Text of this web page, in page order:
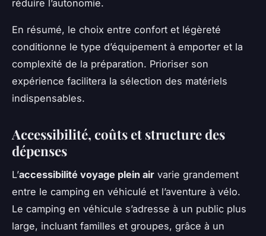
réduire l’autonomie.
En résumé, le choix entre confort et légèreté
conditionne le type d’équipement à emporter et la
complexité de la préparation. Prioriser son
expérience facilitera la sélection des matériels
indispensables.
Accessibilité, coûts et structure des
dépenses
L’accessibilité voyage plein air varie grandement
entre le camping en véhiculé et l’aventure à vélo.
Le camping en véhicule s’adresse à un public plus
large, incluant familles et groupes, grâce à un